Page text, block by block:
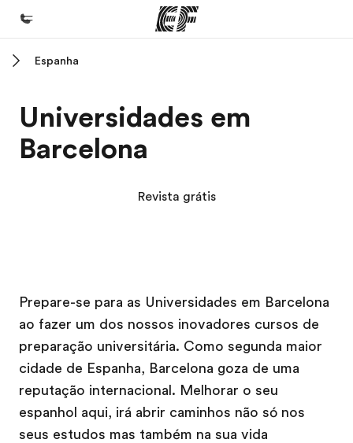
Programas
Saiba tudo que oferecemos
Carreiras
Junte-se a nós
Espanha
Universidades em
Barcelona
Revista grátis
Prepare-se para as Universidades em Barcelona
ao fazer um dos nossos inovadores cursos de
preparação universitária. Como segunda maior
cidade de Espanha, Barcelona goza de uma
reputação internacional. Melhorar o seu
espanhol aqui, irá abrir caminhos não só nos
seus estudos mas também na sua vida